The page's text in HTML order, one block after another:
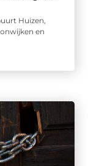
Huizen,
en